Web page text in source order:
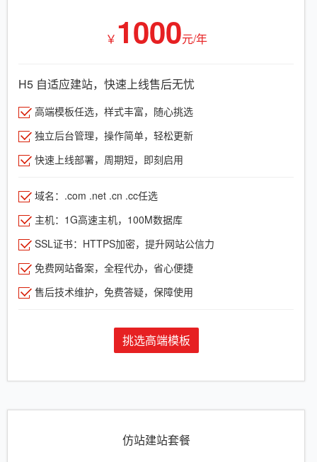
￥ 1000元/年
H5 自适应建站，快速上线售后无忧
高端模板任选，样式丰富，随心挑选
独立后台管理，操作简单，轻松更新
快速上线部署，周期短，即刻启用
域名：.com .net .cn .cc任选
主机：1G高速主机，100M数据库
SSL证书：HTTPS加密，提升网站公信力
免费网站备案，全程代办，省心便捷
售后技术维护，免费答疑，保障使用
挑选高端模板
仿站建站套餐